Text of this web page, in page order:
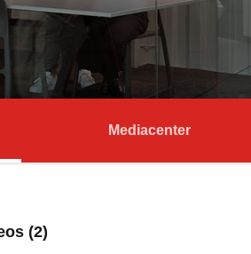
Mediacenter
(2)